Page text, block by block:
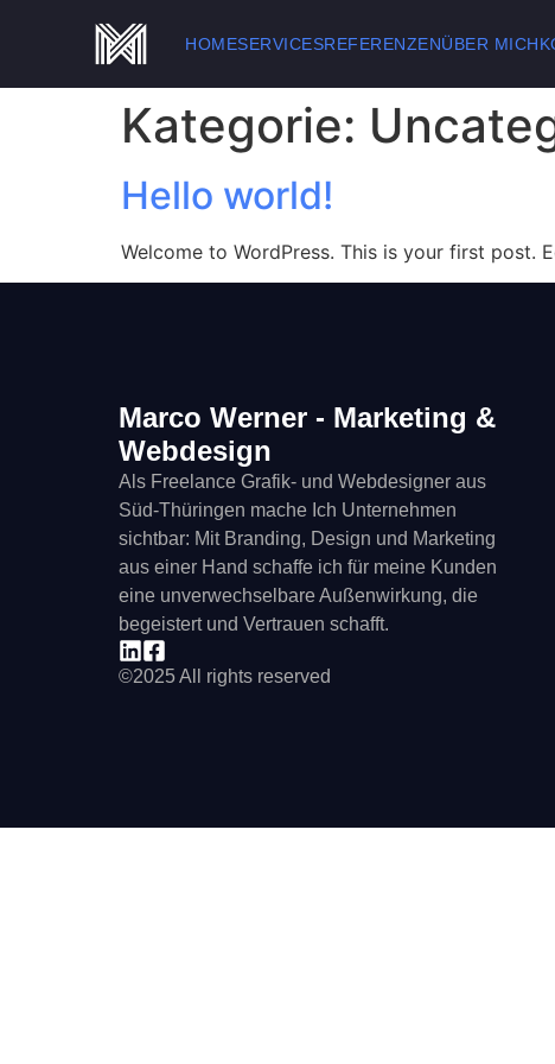
HOMESERVICESREFERENZENÜBER MICH
Kategorie:
Hello world!
Welcome to WordPress. This is your first post.
Marco Werner - Marketing &
Webdesign
Als Freelance Grafik- und Webdesigner aus
Süd-Thüringen mache Ich Unternehmen
sichtbar: Mit Branding, Design und Marketing
aus einer Hand schaffe ich für meine Kunden
eine unverwechselbare Außenwirkung, die
begeistert und Vertrauen schafft.
©2025 All rights reserved